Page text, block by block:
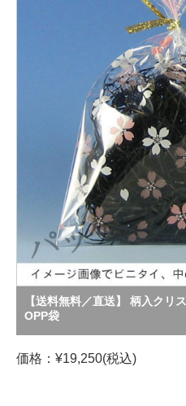
【送料無料／直送】 柄入クリ
OPP袋
価格：¥19,250(税込)